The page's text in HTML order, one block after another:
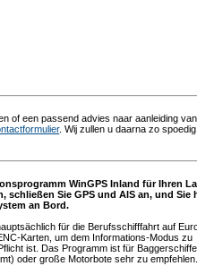
of een passend advies naar aanleiding
. Wij zullen u daarna zo
WinGPS Inland für Ihren
schließen Sie GPS und AIS an, und Sie
an Bord.
für die Berufsschifffahrt auf
Karten, um dem Informations-Modus zu
ist. Das Programm ist für Baggerschiffe,
oder große Motorbote sehr zu empfehlen.